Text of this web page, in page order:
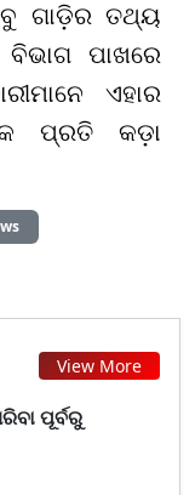
ଗାଡ଼ିର ତଥ୍ୟ
ପାଖରେ
ଏହାର
ପ୍ରତି କଡ଼ା
View More
ପୂର୍ବରୁ